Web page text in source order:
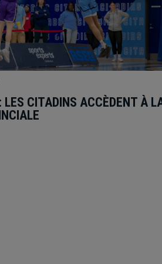
CITADINS ACCÈDENT À